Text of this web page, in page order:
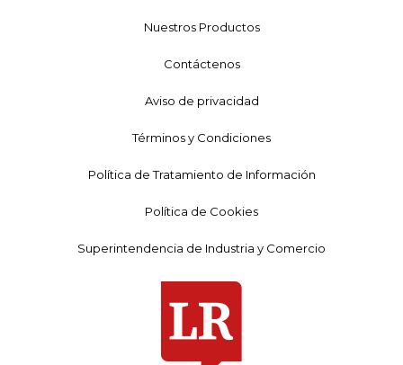
Nuestros Productos
Contáctenos
Aviso de privacidad
Términos y Condiciones
Política de Tratamiento de Información
Política de Cookies
Superintendencia de Industria y Comercio